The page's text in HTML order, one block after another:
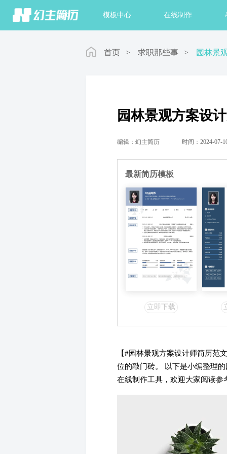
首页 模板中心 在线制作
首页 > 求职那些事 > 园林景
园林景观方案设
编辑：幻主简历 时间：2024-07-
最新简历模板
立即下载
【#园林景观方案设计师简历范
位的敲门砖。 以下是小编整理
在线制作工具，欢迎大家阅读参